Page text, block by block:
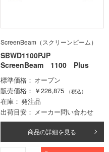
ScreenBeam（スクリーンビーム）
SBWD1100PJP
ScreenBeam 1100 Plus
標準価格
オープン
販売価格
￥226,875 （税込）
在庫
発注品
出荷目安
メーカー問い合わせ
商品の詳細を見る